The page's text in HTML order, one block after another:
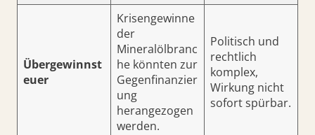
Übergewinnst
euer
Krisengewinne
der
Mineralölbranc
he könnten zur
Gegenfinanzier
ung
herangezogen
werden.
Politisch und
rechtlich
komplex,
Wirkung nicht
sofort spürbar.